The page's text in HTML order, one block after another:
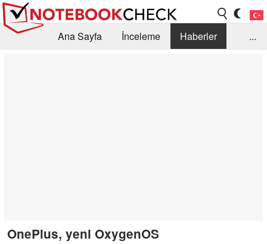
Ana Sayfa İnceleme
Haberler
...
OnePlus, yeni OxygenOS